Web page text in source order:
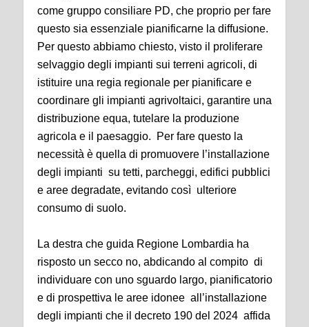
come gruppo consiliare PD, che proprio per fare
questo sia essenziale pianificarne la diffusione.
Per questo abbiamo chiesto, visto il proliferare
selvaggio degli impianti sui terreni agricoli, di
istituire una regia regionale per pianificare e
coordinare gli impianti agrivoltaici, garantire una
distribuzione equa, tutelare la produzione
agricola e il paesaggio. Per fare questo la
necessità è quella di promuovere l’installazione
degli impianti su tetti, parcheggi, edifici pubblici
e aree degradate, evitando così ulteriore
consumo di suolo.
La destra che guida Regione Lombardia ha
risposto un secco no, abdicando al compito di
individuare con uno sguardo largo, pianificatorio
e di prospettiva le aree idonee all’installazione
degli impianti che il decreto 190 del 2024 affida